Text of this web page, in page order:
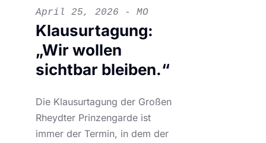
April 25, 2026 - MO
Klausurtagung:
„Wir wollen
sichtbar bleiben.“
Die Klausurtagung der Großen
Rheydter Prinzengarde ist
immer der Termin, in dem der